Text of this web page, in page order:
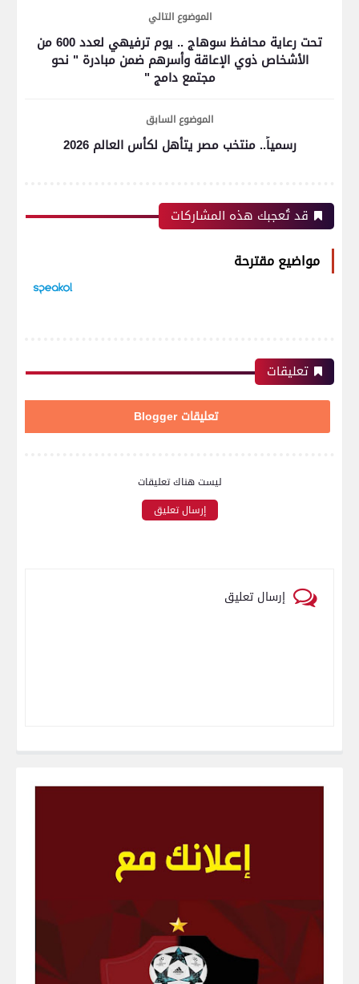
الموضوع التالي
تحت رعاية محافظ سوهاج .. يوم ترفيهي لعدد 600 من
الأشخاص ذوي الإعاقة وأسرهم ضمن مبادرة " نحو
مجتمع دامج "
الموضوع السابق
رسمياً.. منتخب مصر يتأهل لكأس العالم 2026
قد تُعجبك هذه المشاركات
مواضيع مقترحة
تعليقات
تعليقات Blogger
ليست هناك تعليقات
إرسال تعليق
إرسال تعليق